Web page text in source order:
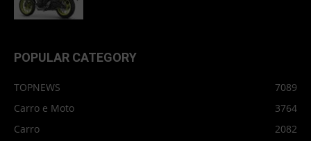
POPULAR CATEGORY
TOPNEWS
7089
Carro e Moto
3764
Carro
2082